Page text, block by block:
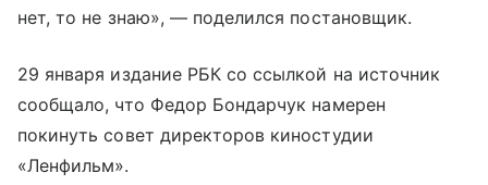
нет, то не знаю», — поделился постановщик.
29 января издание РБК со ссылкой на источник
сообщало, что Федор Бондарчук намерен
покинуть совет директоров киностудии
«Ленфильм».